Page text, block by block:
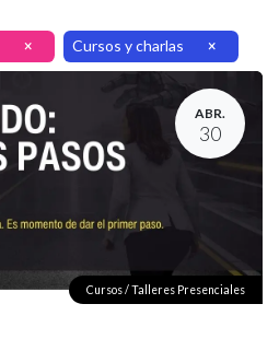
× Cursos y charlas ×
ABR.
30
Cursos / Talleres Presenciales